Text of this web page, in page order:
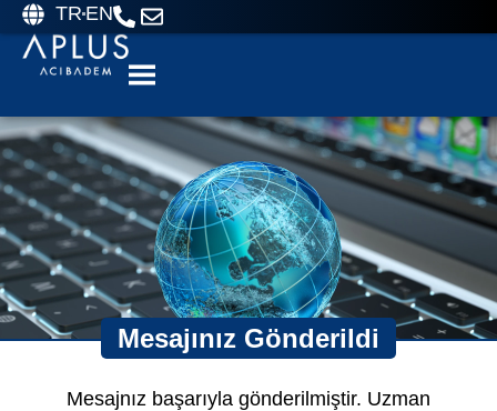
TR EN
Mesajınız Gönderildi
Mesajnız başarıyla gönderilmiştir. Uzman